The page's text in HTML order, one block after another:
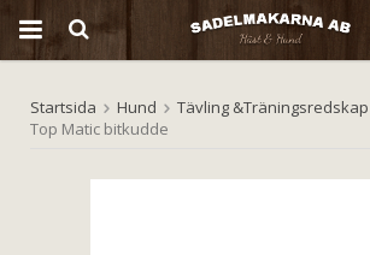
Produkten har blivit tillagd i
Startsida Hund
Tävling &Träningsredskap
Top Matic bitkudde